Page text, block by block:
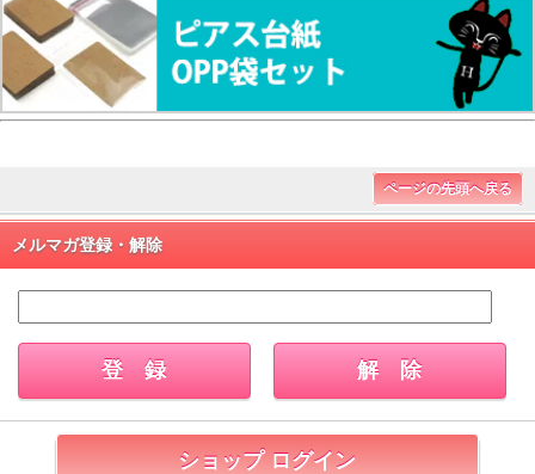
ページの先頭へ戻る
メルマガ登録・解除
ショップ ログイン